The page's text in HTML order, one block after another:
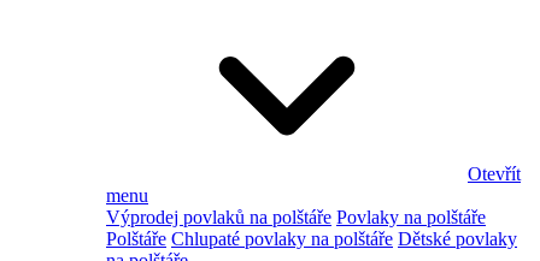
Otevřít
menu
Výprodej povlaků na polštáře Povlaky na polštáře
Polštáře Chlupaté povlaky na polštáře Dětské povlaky